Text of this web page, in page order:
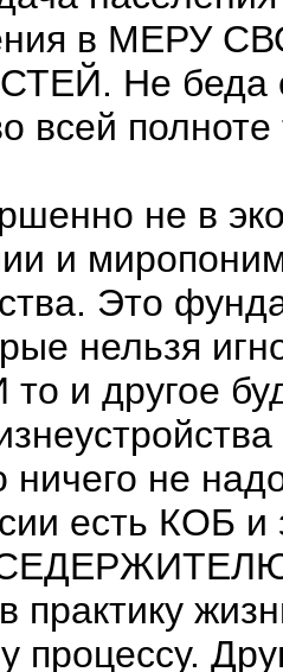
в МЕРУ
Не беда
всей
не в
и
Это
нельзя
и другое
ничего не
есть КОБ
практику
процессу.